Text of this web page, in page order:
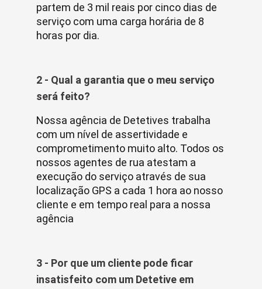
partem de 3 mil reais por cinco dias de
serviço com uma carga horária de 8
horas por dia.
2 - Qual a garantia que o meu serviço
será feito?
Nossa agência de Detetives trabalha
com um nível de assertividade e
comprometimento muito alto. Todos os
nossos agentes de rua atestam a
execução do serviço através de sua
localização GPS a cada 1 hora ao nosso
cliente e em tempo real para a nossa
agência
3 - Por que um cliente pode ficar
insatisfeito com um Detetive em